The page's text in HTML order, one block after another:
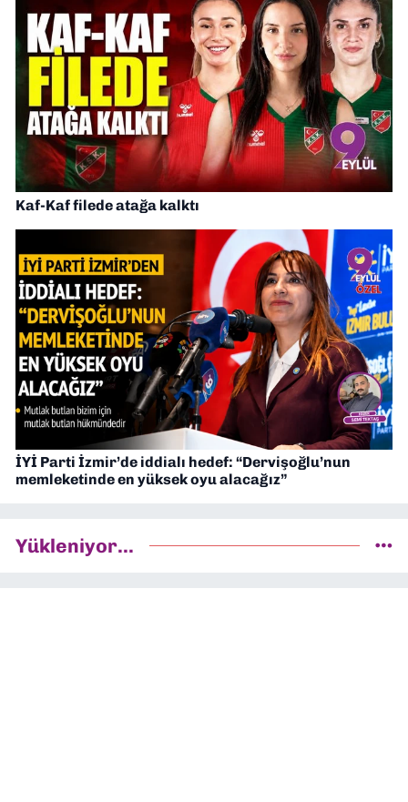
Kaf-Kaf filede atağa kalktı
İYİ Parti İzmir’de iddialı hedef: “Dervişoğlu’nun
memleketinde en yüksek oyu alacağız”
Yükleniyor...